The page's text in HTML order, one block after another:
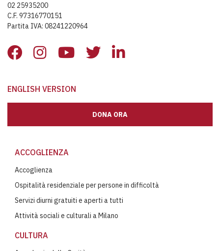
02 25935200
C.F. 97316770151
Partita IVA: 08241220964
ENGLISH VERSION
DONA ORA
ACCOGLIENZA
Accoglienza
Ospitalità residenziale per persone in difficoltà
Servizi diurni gratuiti e aperti a tutti
Attività sociali e culturali a Milano
CULTURA